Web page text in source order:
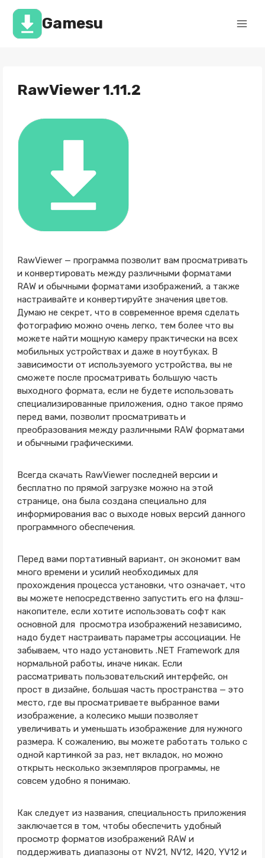
Перейти
содержимомуGamesu
RawViewer 1.11.2
RawViewer — программа позволит вам просматривать
и конвертировать между различными форматами
RAW и обычными форматами изображений, а также
настраивайте и конвертируйте значения цветов.
Думаю не секрет, что в современное время сделать
фотографию можно очень легко, тем более что вы
можете найти мощную камеру практически на всех
мобильных устройствах и даже в ноутбуках. В
зависимости от используемого устройства, вы не
сможете после просматривать большую часть
выходного формата, если не будете использовать
специализированные приложения, одно такое прямо
перед вами, позволит просматривать и
преобразования между различными RAW форматами
и обычными графическими.
Всегда скачать RawViewer последней версии и
бесплатно по прямой загрузке можно на этой
странице, она была создана специально для
информирования вас о выходе новых версий данного
программного обеспечения.
Перед вами портативный вариант, он экономит вам
много времени и усилий необходимых для
прохождения процесса установки, что означает, что
вы можете непосредственно запустить его на флэш-
накопителе, если хотите использовать софт как
основной для просмотра изображений независимо,
надо будет настраивать параметры ассоциации. Не
забываем, что надо установить .NET Framework для
нормальной работы, иначе никак. Если
рассматривать пользовательский интерфейс, он
прост в дизайне, большая часть пространства — это
место, где вы просматриваете выбранное вами
изображение, а колесико мыши позволяет
увеличивать и уменьшать изображение для нужного
размера. К сожалению, вы можете работать только с
одной картинкой за раз, нет вкладок, но можно
открыть несколько экземпляров программы, не
совсем удобно я понимаю.
Как следует из названия, специальность приложения
заключается в том, чтобы обеспечить удобный
просмотр форматов изображений RAW и
поддерживать диапазоны от NV21, NV12, I420, YV12 и